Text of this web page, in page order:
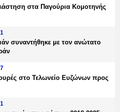
στα Παγούρια Κομοτηνής
συναντήθηκε με τον ανώτατο
στο Τελωνείο Ευζώνων προς